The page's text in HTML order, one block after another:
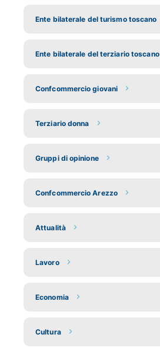
Ente bilaterale del turismo toscano
Ente bilaterale del terziario toscano
Confcommercio giovani
Terziario donna
Gruppi di opinione
Confcommercio Arezzo
Attualità
Lavoro
Economia
Cultura